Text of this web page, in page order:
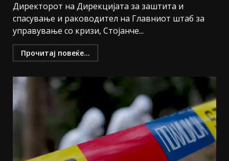
Директорот на Дирекцијата за заштита и
спасување и раководител на Главниот штаб за
управување со кризи, Стојанче...
Прочитај повеќе...